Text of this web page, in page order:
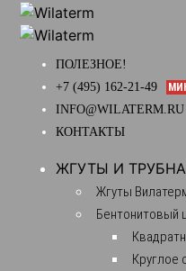
ПОЛЕЗНОЕ!
+7 (495) 162-21-49
INFO@WILATERM.RU
КОНТАКТЫ
ЖГУТЫ И
Жгуты
Бентонитовый
Круглое